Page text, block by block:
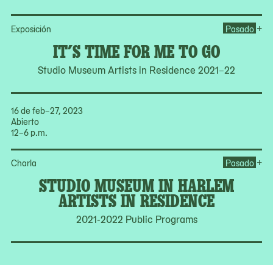
Exposición
IT’S TIME FOR ME TO GO
Studio Museum Artists in Residence 2021–22
Pasado +
16 de feb–27, 2023
Abierto
12–6 p.m.
Charla
STUDIO MUSEUM IN HARLEM
ARTISTS IN RESIDENCE
2021-2022 Public Programs
Pasado +